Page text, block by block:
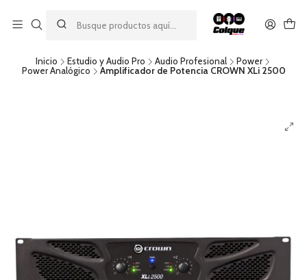
descuento por pago con transferencia bancaria
por una compra mínima de $49.990. Este descuento no es
acumulable a otras promociones ni aplicable a gastos de envío.
Inicio Estudio y Audio Pro Audio Profesional
Power
Power Analógico
Amplificador de Potencia CROWN XLi 2500